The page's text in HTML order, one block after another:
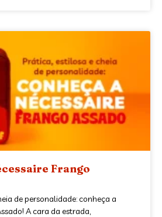
Frango
de personalidade: conheça a
A cara da estrada,